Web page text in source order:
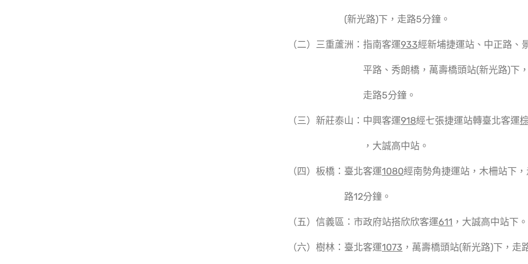
(新光路)下，走路5分鐘。
（二）三重蘆洲：指南客運933經新埔捷運站、中正路、
平路、秀朗橋，萬壽橋頭站(新光路)下，
走路5分鐘。
（三）新莊泰山：中興客運918經七張捷運站轉臺北客運
，大誠高中站。
（四）板橋：臺北客運1080經南勢角捷運站，木柵站下，
路12分鐘。
（五）信義區：市政府站搭欣欣客運611 ，大誠高中站下。
（六）樹林：臺北客運1073 ，萬壽橋頭站(新光路)下，走